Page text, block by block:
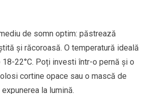
de somn optim: păstrează
și răcoroasă. O temperatură ideală
22°C. Poți investi într-o pernă și o
cortine opace sau o mască de
la lumină.